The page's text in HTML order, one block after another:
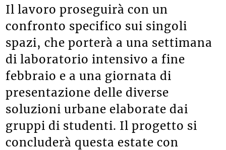
Il lavoro proseguirà con un
confronto specifico sui singoli
spazi, che porterà a una settimana
di laboratorio intensivo a fine
febbraio e a una giornata di
presentazione delle diverse
soluzioni urbane elaborate dai
gruppi di studenti. Il progetto si
concluderà questa estate con